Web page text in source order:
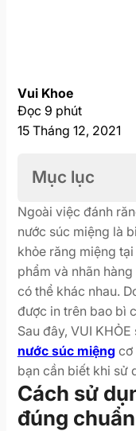
Vui Khoe
Đọc 9 phút
15 Tháng 12, 2021
Mục lục
Ngoài việc đánh
nước súc miệng là
khỏe răng miệng
phẩm và nhãn
có thể khác nhau.
được in trên bao bì
Sau đây, VUI
nước súc miệng cơ
bạn cần biết khi sử
Cách sử
đúng chuẩn